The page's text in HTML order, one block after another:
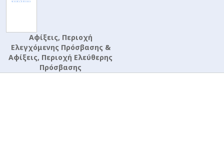
Αφίξεις, Περιοχή
Ελεγχόμενης Πρόσβασης &
Αφίξεις, Περιοχή Ελεύθερης
Πρόσβασης